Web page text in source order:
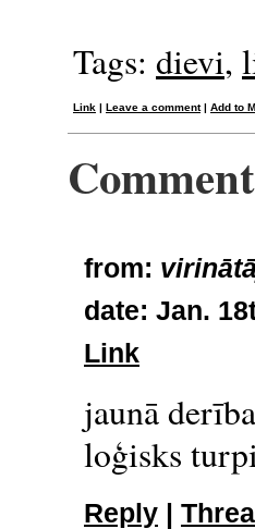
Tags: dievi,
Link | Leave a comment| Add to
from:
date: Jan.
Link
jaunā
loģisks
Reply |